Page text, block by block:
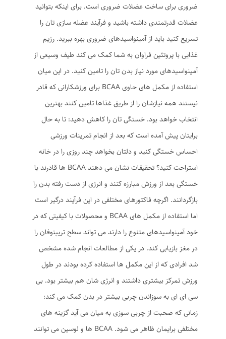
ضروری برای ساخت عضلات ضروری است. برای اینکه بتوانید
عضلات قدرتمندی داشته باشید و فرآیند عضله سازی تان را
تسریع کنید باید از آمینواسیدهای ضروری بهره ببرید. رژیم
غذایی با پروتئین فراوان به شما کمک می کند طیف وسیعی از
آمینواسیدهای مورد نیاز بدن تان را تامین کنید. در این میان
استفاده از مکمل های حاوی BCAA برای ورزشکارانی که قادر
نیستند همه نیازشان را از طریق غذاها تامین کنند بهترین
انتخاب خواهد بود. خستگی تان را کاهش دهید: تا به حال
برایتان پیش آمده است که بعد از انجام تمرینات ورزشی
احساس خستگی کنید و دلتان بخواهد چند روزی را در خانه
استراحت کنید؟ تحقیقات نشان می دهند BCAA ها قادرند با
خستگی بعد از ورزش مبارزه کنند و انرژی از دست رفته بدن را
بازگردانند. اگرچه فاکتورهای مختلفی در این فرآیند درگیر است
اما استفاده از مکمل های BCAA و محصولات با کیفیتی که در
خود آمینواسیدهای متنوع را دارند می تواند سطح تریپتوفان را
در مغز بازیابی کند. در یکی از مطالعات انجام شده مشخص
شد افرادی که از این مکمل ها استفاده کرده بودند در طول
ورزش تمرکز بیشتری داشتند و انرژی شان هم بیشتر بود. بی
سی ای ای به سوزاندن چربی بیشتر در بدن کمک می کند:
زمانی که صحبت از چربی سوزی به میان می آید گزینه های
مختلفی برایمان ظاهر می شود. BCAA ها و لوسین می توانند